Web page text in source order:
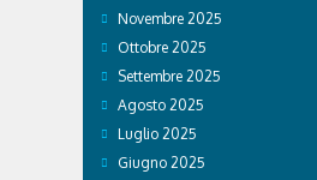
Novembre 2025
Ottobre 2025
Settembre 2025
Agosto 2025
Luglio 2025
Giugno 2025